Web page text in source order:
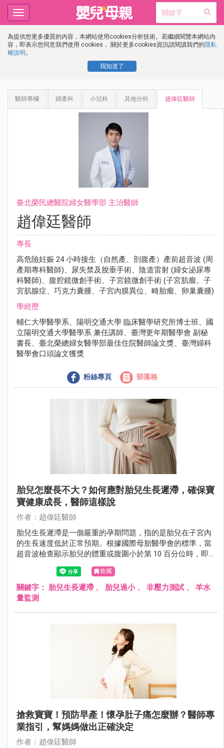
為提供您更多優質的內容，本網站使用cookies分析技術。若繼續閱覽本網站內
容，即表示您同意我們使用 cookies， 關於更多cookies資訊請閱讀我們的隱私
權說明 。
我知道了
Toggle
navigation
醫師專欄 婦產科 小兒科 其他分科 趙偉廷醫師
臺北榮民總醫院婦女醫學部 主治醫師
趙偉廷醫師
專長
高危險妊娠 24 小時接生（自然產、剖腹產）產前超音波 (周
產期專科醫師)、尿失禁及脫垂手術、陰道雷射 (婦女泌尿專
科醫師)、腹腔鏡微創手術、子宮鏡微創手術 (子宮肌瘤、子
宮肌腺症、巧克力囊腫、子宮內膜異位、畸胎瘤、卵巢囊腫)
學經歷
輔仁大學醫學系、陽明交通大學 臨床醫學研究所博士班、國
立陽明交通大學醫學系 兼任講師、臺灣更年期醫學會 副秘
書長、臺北榮總婦女醫學部最佳住院醫師論文獎、臺灣婦科
醫學會口頭論文獲獎
粉絲專頁 部落格
胎兒怎麼長不大？如何應對胎兒生長遲滯，確保寶
寶健康成長，醫師這樣說
作者：趙偉廷醫師
胎兒生長遲滯是一個嚴重的孕期問題，指的是胎兒在子宮內
的生長速度低於正常預期。根據國際母胎醫學會的標準，當
超音波檢查顯示胎兒的體重或腹圍小於第 10 百分位時，即
被認定為胎兒生長遲滯。
收藏
關鍵字： 胎兒生長遲滯 、 胎兒過小、 非壓力測試 、 羊水
量監測
搶救寶寶！預防早產！懷孕肚子痛怎麼辦？醫師專
業指引，幫媽媽做出正確決定
作者：趙偉廷醫師